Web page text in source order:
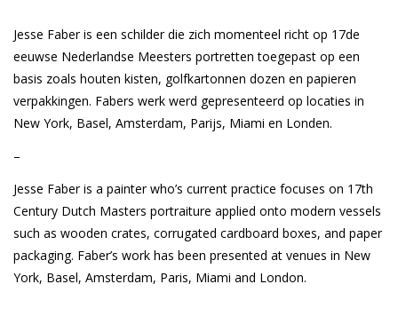
Jesse Faber is een schilder die zich momenteel richt op 17de
eeuwse Nederlandse Meesters portretten toegepast op een
basis zoals houten kisten, golfkartonnen dozen en papieren
verpakkingen. Fabers werk werd gepresenteerd op locaties in
New York, Basel, Amsterdam, Parijs, Miami en Londen.
–
Jesse Faber is a painter who’s current practice focuses on 17th
Century Dutch Masters portraiture applied onto modern vessels
such as wooden crates, corrugated cardboard boxes, and paper
packaging. Faber’s work has been presented at venues in New
York, Basel, Amsterdam, Paris, Miami and London.